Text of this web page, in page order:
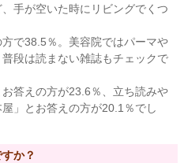
手が空いた時にリビングでくつ
で38.5％。美容院ではパーマや
段は読まない雑誌もチェックで
答えの方が23.6％、立ち読みや
」とお答えの方が20.1％でし
か？